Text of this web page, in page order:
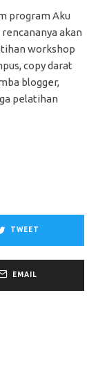
program Aku
akan
workshop
copy darat
blogger,
pelatihan
TWEET
EMAIL